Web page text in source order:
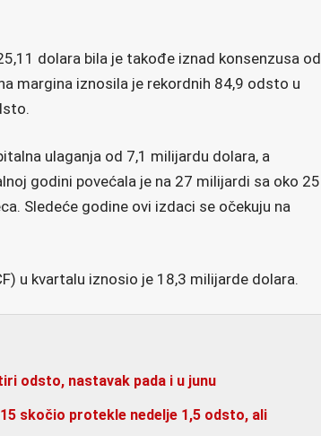
dolara bila je takođe iznad konsenzusa od
margina iznosila je rekordnih 84,9 odsto u
ulaganja od 7,1 milijardu dolara, a
godini povećala je na 27 milijardi sa oko 25
Sledeće godine ovi izdaci se očekuju na
u kvartalu iznosio je 18,3 milijarde dolara.
odsto, nastavak pada i u junu
skočio protekle nedelje 1,5 odsto, ali